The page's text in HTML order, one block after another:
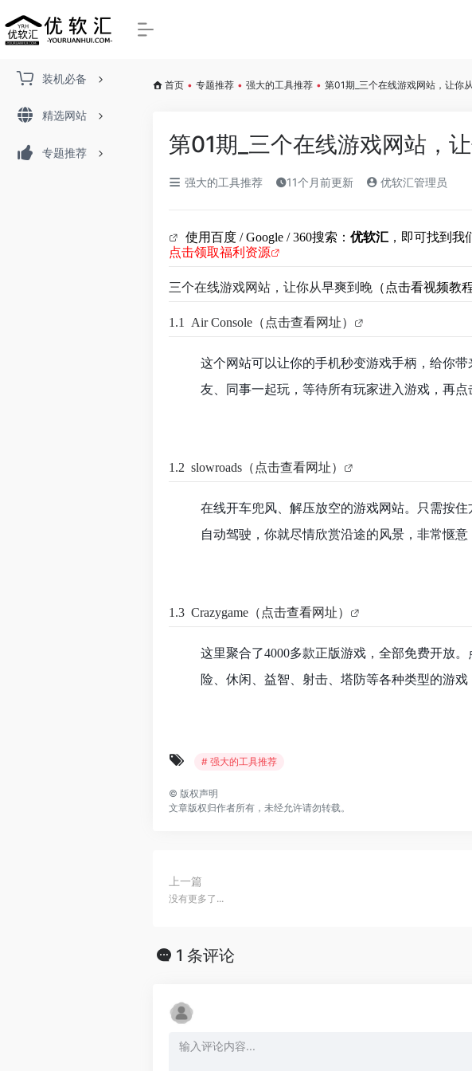
装机必备
精选网站
专题推荐
首页 • 专题推荐 • 强大的工具推荐 • 第01期_三个在线游戏网站，让你
第01期_三个在线游戏网站，
强大的工具推荐 11个月前更新 优软汇管理员
使用百度 /Google / 360搜索： 优软汇 ，即可找到我
点击领取福利资源
三个在线游戏网站，让你从早爽到晚 （点击看视频教程
1.1 Air Console（点击查看网址）
这个网站可以让你的手机秒变游戏手柄，给你
友、同事一起玩，等待所有玩家进入游戏，再
1.2 slowroads（点击查看网址）
在线开车兜风、解压放空的游戏网站。只需按
自动驾驶，你就尽情欣赏沿途的风景，非常惬意
1.3 Crazygame（点击查看网址）
这里聚合了4000多款正版游戏，全部免费开放
险、休闲、益智、射击、塔防等各种类型的游
# 强大的工具推荐
© 版权声明
文章版权归作者所有，未经允许请勿转载。
上一篇
没有更多了...
1 条评论